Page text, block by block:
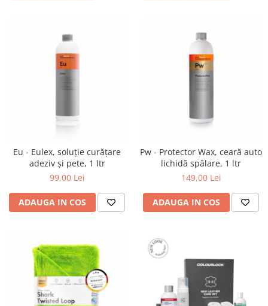
Eu - Eulex, soluție curățare
adeziv și pete, 1 ltr
99,00 Lei
ADAUGA IN COS
Pw - Protector Wax, ceară auto
lichidă spălare, 1 ltr
149,00 Lei
ADAUGA IN COS